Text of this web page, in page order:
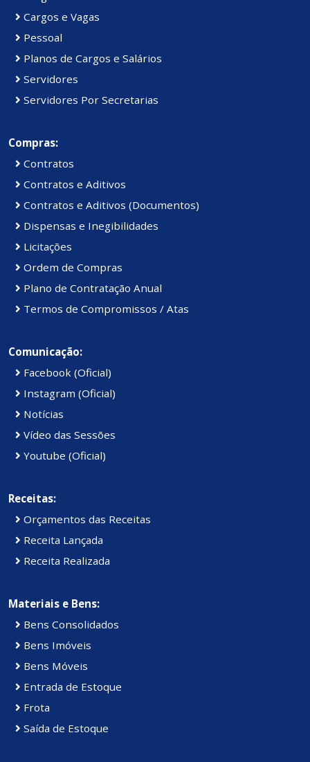
Cargos e Vagas
Pessoal
Planos de Cargos e Salários
Servidores
Servidores Por Secretarias
Compras:
Contratos
Contratos e Aditivos
Contratos e Aditivos (Documentos)
Dispensas e Inegibilidades
Licitações
Ordem de Compras
Plano de Contratação Anual
Termos de Compromissos / Atas
Comunicação:
Facebook (Oficial)
Instagram (Oficial)
Notícias
Vídeo das Sessões
Youtube (Oficial)
Receitas:
Orçamentos das Receitas
Receita Lançada
Receita Realizada
Materiais e Bens:
Bens Consolidados
Bens Imóveis
Bens Móveis
Entrada de Estoque
Frota
Saída de Estoque